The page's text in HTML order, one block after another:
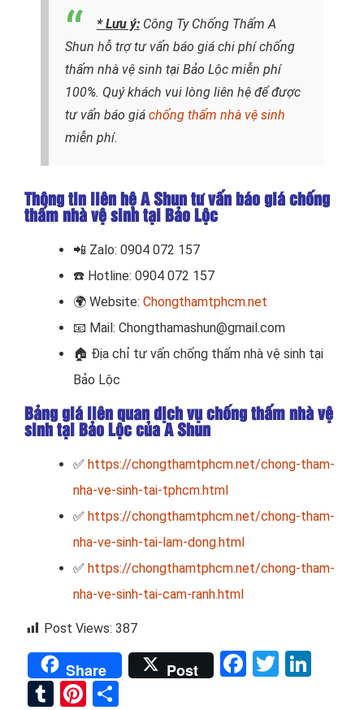
* Lưu ý: Công Ty Chống Thấm A
Shun hỗ trợ tư vấn báo giá chi phí chống
thấm nhà vệ sinh tại Bảo Lộc miễn phí
100%. Quý khách vui lòng liên hệ để được
tư vấn báo giá chống thấm nhà vệ sinh
miễn phí.
Thông tin liên hệ A Shun tư vấn báo giá chống
thấm nhà vệ sinh tại Bảo Lộc
📲 Zalo: 0904 072 157
☎️ Hotline: 0904 072 157
🌍 Website: Chongthamtphcm.net
📧 Mail: Chongthamashun@gmail.com
🏠 Địa chỉ tư vấn chống thấm nhà vệ sinh tại
Bảo Lộc
Bảng giá liên quan dịch vụ chống thấm nhà vệ
sinh tại Bảo Lộc của A Shun
✅ https://chongthamtphcm.net/chong-tham-
nha-ve-sinh-tai-tphcm.html
✅ https://chongthamtphcm.net/chong-tham-
nha-ve-sinh-tai-lam-dong.html
✅ https://chongthamtphcm.net/chong-tham-
nha-ve-sinh-tai-cam-ranh.html
Post Views: 387
Share Post Facebook
Twitter
TumblrPinterest